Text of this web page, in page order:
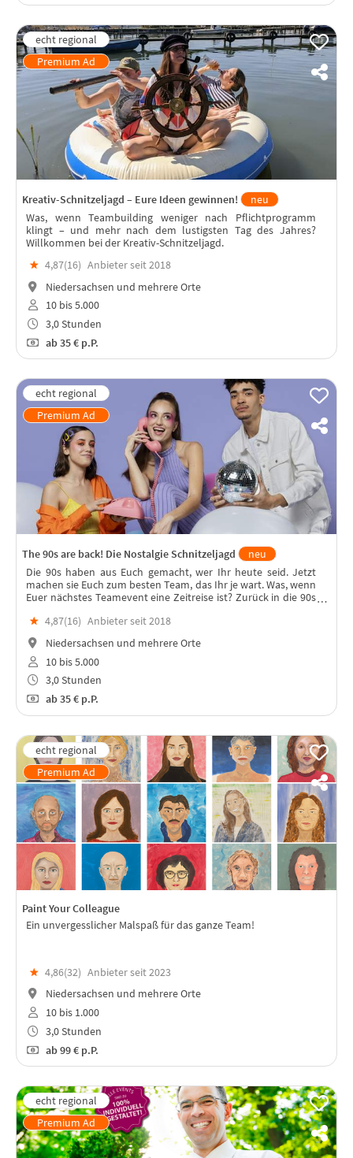
Kreativ-Schnitzeljagd – Eure Ideen gewinnen!
neu
Was, wenn Teambuilding weniger nach Pflichtprogramm
klingt – und mehr nach dem lustigsten Tag des Jahres?
Willkommen bei der Kreativ-Schnitzeljagd.
★ 4,87(16) Anbieter seit 2018
Niedersachsen und mehrere Orte
10 bis 5.000
3,0 Stunden
ab35 € p.P.
The 90s are back! Die Nostalgie Schnitzeljagd
neu
Die 90s haben aus Euch gemacht, wer Ihr heute seid. Jetzt
machen sie Euch zum besten Team, das Ihr je wart. Was, wenn
Euer nächstes Teamevent eine Zeitreise ist? Zurück in die 90s
Eurodance-Ohrwurm!
★ 4,87(16) Anbieter seit 2018
Niedersachsen und mehrere Orte
10 bis 5.000
3,0 Stunden
ab35 € p.P.
Paint Your Colleague
Ein unvergesslicher Malspaß für das ganze Team!
★ 4,86(32) Anbieter seit 2023
Niedersachsen und mehrere Orte
10 bis 1.000
3,0 Stunden
ab99 € p.P.